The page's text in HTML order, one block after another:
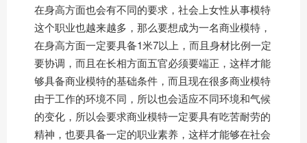
在身高方面也会有不同的要求，社会上女性从事模特
这个职业也越来越多，那么要想成为一名商业模特，
在身高方面一定要具备1米7以上，而且身材比例一定
要协调，而且在长相方面五官必须要端正，这样才能
够具备商业模特的基础条件，而且现在很多商业模特
由于工作的环境不同，所以也会适应不同环境和气候
的变化，所以会要求商业模特一定要具有吃苦耐劳的
精神，也要具备一定的职业素养，这样才能够在社会